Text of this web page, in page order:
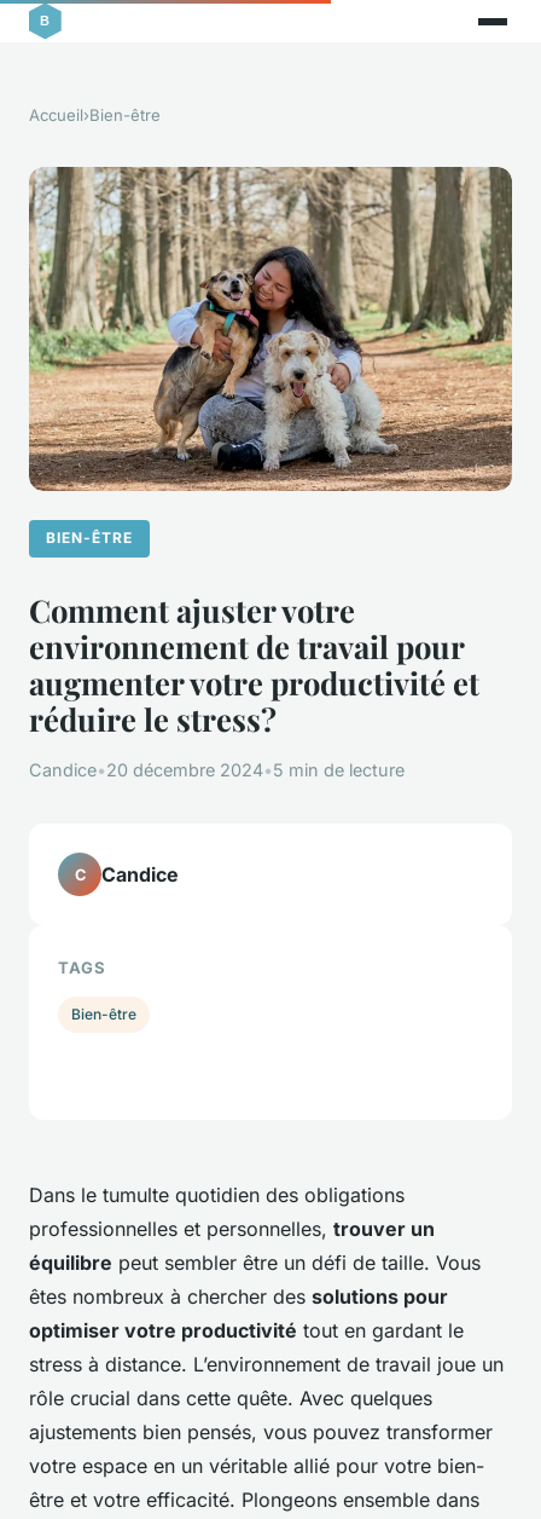
Accueil›Bien-être
BIEN-ÊTRE
Comment ajuster votre
environnement de travail pour
augmenter votre productivité et
réduire le stress?
Candice•20 décembre 2024•5 min de lecture
Dans le tumulte quotidien des obligations
professionnelles et personnelles, trouver un
équilibre peut sembler être un défi de taille. Vous
êtes nombreux à chercher des solutions pour
optimiser votre productivité tout en gardant le
stress à distance. L’environnement de travail joue un
rôle crucial dans cette quête. Avec quelques
ajustements bien pensés, vous pouvez transformer
votre espace en un véritable allié pour votre bien-
être et votre efficacité. Plongeons ensemble dans
C Candice
TAGS
Bien-être